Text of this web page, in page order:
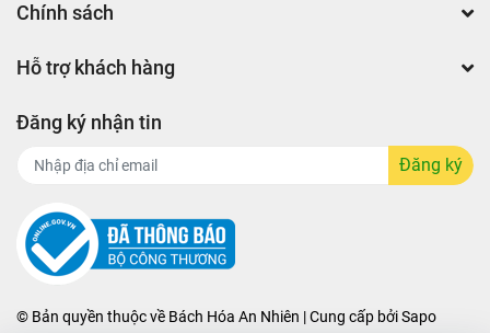
Cung cấp độ ẩm, duy trì làn da mịn màng, không bị
Hỗ trợ làm sáng da dần dần, đều màu qua thời gian
Giảm thiểu tình trạng da thô ráp và nứt nẻ, đặc biệt
trong mùa hanh khô.
Phục hồi tổn thương da do mụn, nắng, hoặc tác động
môi trường khác.
Phù hợp cho sử dụng hằng ngày theo nhu cầu từng
loại da và thời điểm.
📦 Các dòng kem dưỡng da Thorakao được yêu
Chính sách
Hỗ trợ khách hàng
Đăng ký nhận tin
Đăng ký
© Bản quyền thuộc về Bách Hóa An Nhiên | Cung cấp bởiSapo